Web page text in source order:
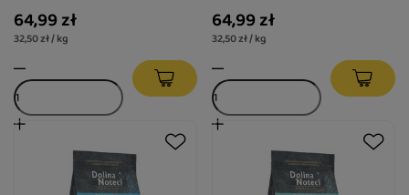
64,99 zł
32,50 zł / kg
64,99 zł
32,50 zł / kg